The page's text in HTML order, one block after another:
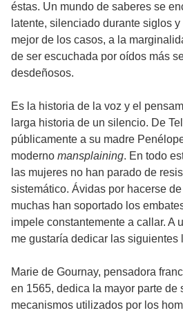
éstas. Un mundo de saberes se
latente, silenciado durante siglos y
mejor de los casos, a la
de ser escuchada por oídos más
desdeñosos.
Es la historia de la voz y el
larga historia de un silencio. De
públicamente a su madre
moderno mansplaining. En todo
las mujeres no han parado de
sistemático. Ávidas por hacerse
muchas han soportado los
impele constantemente a callar. A
me gustaría dedicar las siguientes
Marie de Gournay, pensadora
en 1565, dedica la mayor parte de
mecanismos utilizados por los